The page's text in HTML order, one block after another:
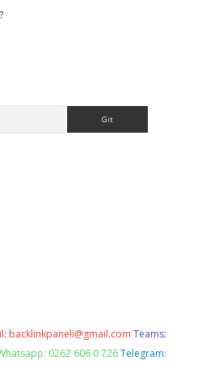
backlinkpaneli@gmail.com Teams:
0262 606 0 726 Telegram: